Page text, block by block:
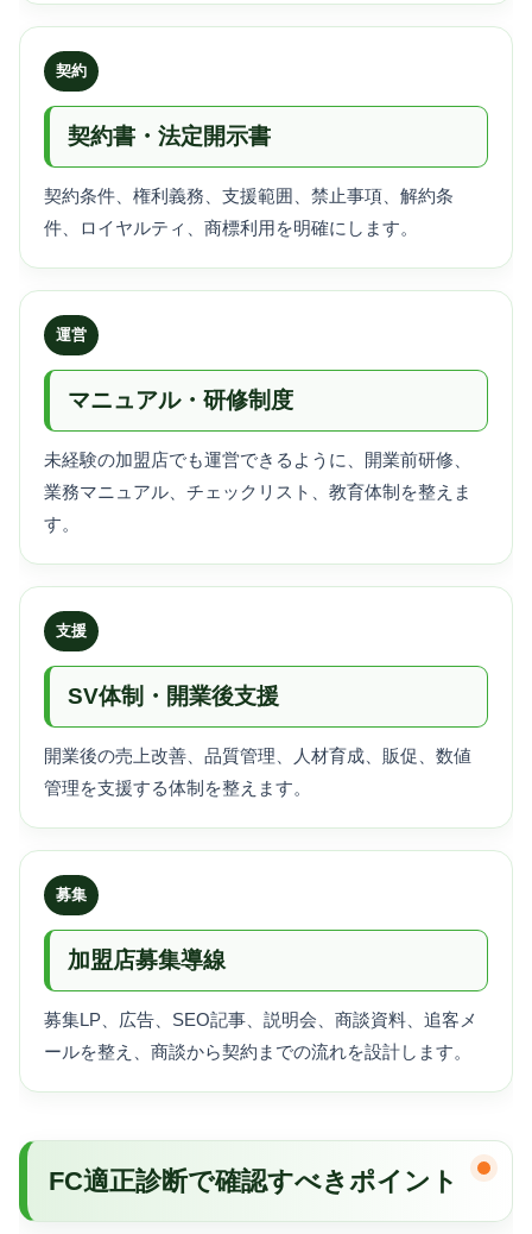
契約
契約書・法定開示書
契約条件、権利義務、支援範囲、禁止事項、解約条
件、ロイヤルティ、商標利用を明確にします。
運営
マニュアル・研修制度
未経験の加盟店でも運営できるように、開業前研修、
業務マニュアル、チェックリスト、教育体制を整えま
す。
支援
SV体制・開業後支援
開業後の売上改善、品質管理、人材育成、販促、数値
管理を支援する体制を整えます。
募集
加盟店募集導線
募集LP、広告、SEO記事、説明会、商談資料、追客メ
ールを整え、商談から契約までの流れを設計します。
FC適正診断で確認すべきポイント